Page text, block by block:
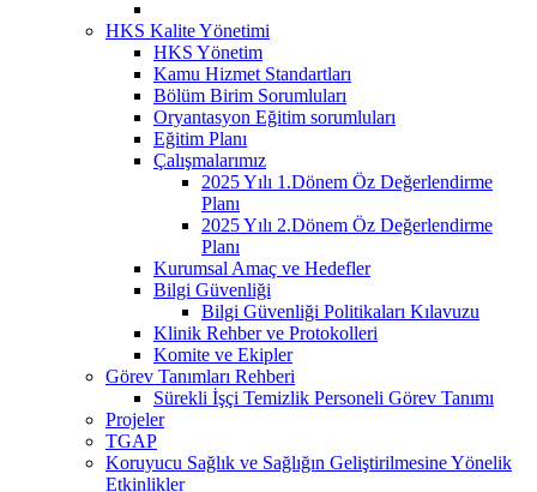
HKS Kalite Yönetimi
HKS Yönetim
Kamu Hizmet Standartları
Bölüm Birim Sorumluları
Oryantasyon Eğitim sorumluları
Eğitim Planı
Çalışmalarımız
2025 Yılı 1.Dönem Öz Değerlendirme
Planı
2025 Yılı 2.Dönem Öz Değerlendirme
Planı
Kurumsal Amaç ve Hedefler
Bilgi Güvenliği
Bilgi Güvenliği Politikaları Kılavuzu
Klinik Rehber ve Protokolleri
Komite ve Ekipler
Görev Tanımları Rehberi
Sürekli İşçi Temizlik Personeli Görev Tanımı
Projeler
TGAP
Koruyucu Sağlık ve Sağlığın Geliştirilmesine Yönelik
Etkinlikler